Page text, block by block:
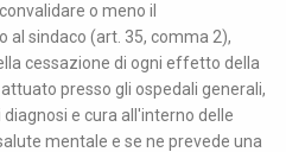
o meno il
al sindaco (art. 35, comma 2),
cessazione di ogni effetto della
presso gli ospedali generali,
e cura all'interno delle
mentale e se ne prevede una